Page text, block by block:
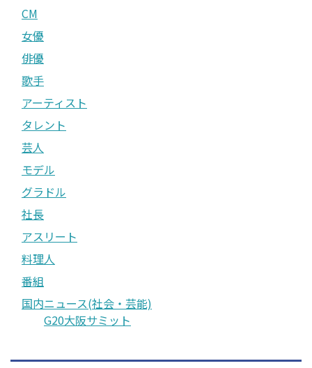
CM
女優
俳優
歌手
アーティスト
タレント
芸人
モデル
グラドル
社長
アスリート
料理人
番組
国内ニュース(社会・芸能)
G20大阪サミット